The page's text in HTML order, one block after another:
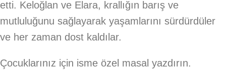
etti. Keloğlan ve Elara, krallığın barış ve
mutluluğunu sağlayarak yaşamlarını sürdürdüler
ve her zaman dost kaldılar.
Çocuklarınız için isme özel masal yazdırın.